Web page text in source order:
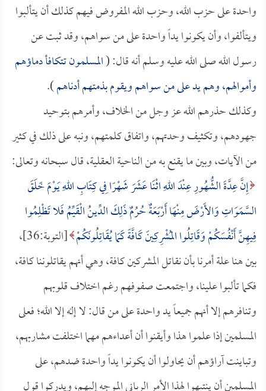
واحدة على حزب الله، وحزب الله المفروض فيهم كذلك أن يتألبوا
ويتألفوا، وأن يكونوا يداً واحدة على من سواهم، وقد ثبت عن
رسول الله صلى الله عليه وسلم أنه قال: (المسلمون تتكافأ دماؤهم
وأموالهم، وهم يد على من سواهم ويقوم بذمتهم أدناهم).
وكذلك حذرهم الله عز وجل من الخلاف، وأمرهم بتوحيد
جهودهم، وتكثيف وحدتهم، واتفاق كلمتهم، ونبه على ذلك في كثير
من الآيات، وبين ما يقنع به من الناحية العقلية، قال سبحانه وتعالى:
إِنَّ عِدَّةَ الشُّهُورِ عِنْدَ اللهِ اثْنَا عَشَرَ شَهْرًا فِي كِتَابِ اللهِ يَوْمَ خَلَقَ
السَّمَوَاتِ وَالأَرْضَ مِنْهَا أَرْبَعَةٌ حُرُمٌ ذَلِكَ الدِّينُ الْقَيِّمُ فَلا تَظْلِمُوا
فِيهِنَّ أَنْفُسَكُمْ وَقَاتِلُوا المُشْرِكِينَ كَافَّةً كَمَا يُقَاتِلُونَكُمْ
[التوبة:36]،
بين هنا علة أمرنا بأن نقاتل المشركين كافة، وهي أنهم يقاتلوننا كافة،
فكما تألبوا علينا، واجتمعت صفوفهم رغم اختلاف قلوبهم
وتنافرهم إلا أنهم جميعاً يد واحدة على من قال: لا إله إلا الله؛ فعلى
المسلمين إذا علموا هذا وأيقنوا أن أعداءهم مهما اختلفت مشاربهم،
وتباينت آراؤهم أن يحاولوا أن يكونوا يداً واحدة ضدهم، على